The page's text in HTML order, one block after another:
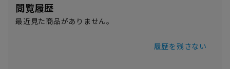
閲覧履歴
最近見た商品がありません。
履歴を残さない